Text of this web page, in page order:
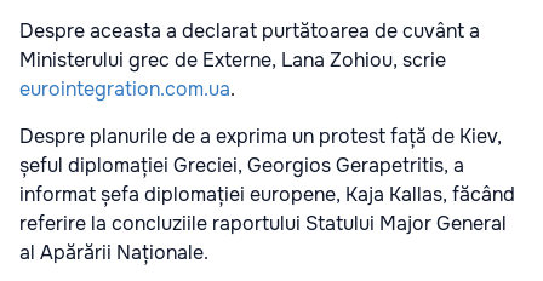
Despre aceasta a declarat purtătoarea de cuvânt a
Ministerului grec de Externe, Lana Zohiou, scrie
eurointegration.com.ua.
Despre planurile de a exprima un protest față de Kiev,
șeful diplomației Greciei, Georgios Gerapetritis, a
informat șefa diplomației europene, Kaja Kallas, făcând
referire la concluziile raportului Statului Major General
al Apărării Naționale.